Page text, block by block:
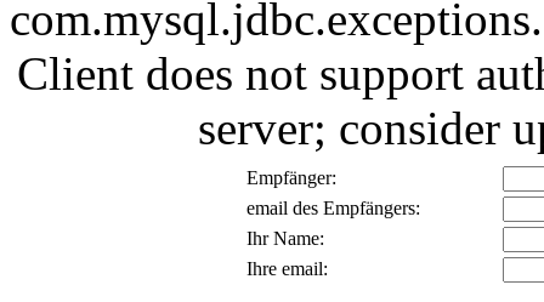
Client does not support
server; consider
Empfänger:
email des Empfängers:
Ihr Name:
Ihre email: